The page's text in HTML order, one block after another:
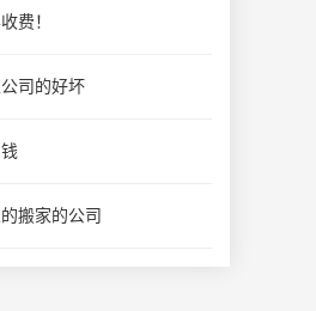
费！
司的好坏
搬家的公司